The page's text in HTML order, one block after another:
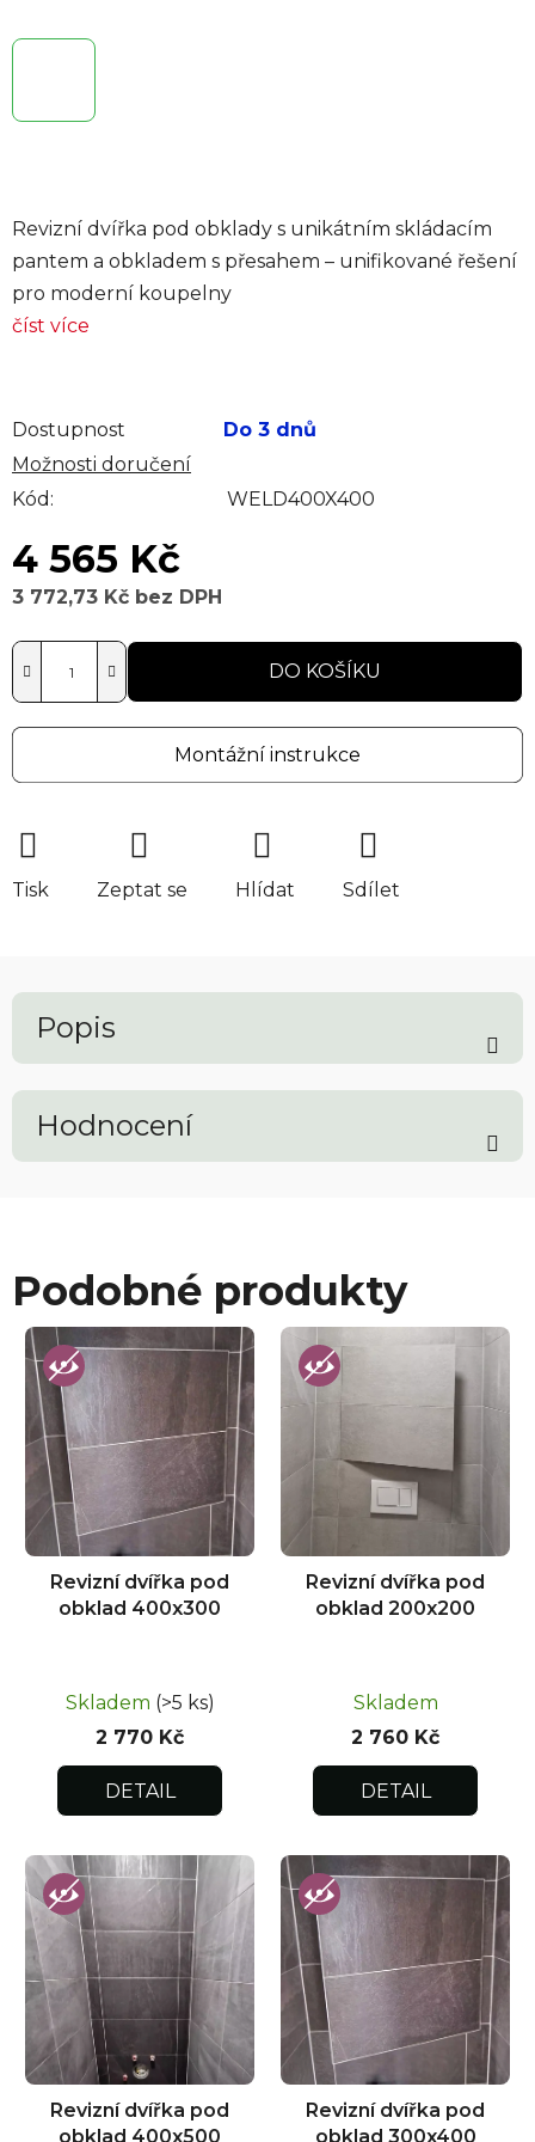
Revizní dvířka pod obklady s unikátním skládacím
pantem a obkladem s přesahem – unifikované řešení
pro moderní koupelny
číst více
Dostupnost
Do 3 dnů
Možnosti doručení
Kód:
WELD400X400
4 565 Kč
3 772,73 Kč bez DPH
DO KOŠÍKU
Montážní instrukce
Tisk Zeptat se Hlídat Sdílet
Popis
Hodnocení
Podobné produkty
Revizní dvířka pod
obklad 400x300
Skladem (>5 ks)
2 770 Kč
DETAIL
Revizní dvířka pod
obklad 200x200
Skladem
2 760 Kč
DETAIL
Revizní dvířka pod
obklad 400x500
Revizní dvířka pod
obklad 300x400